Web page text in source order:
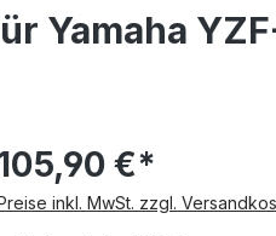
Yamaha
€*
inkl. MwSt. zzgl.